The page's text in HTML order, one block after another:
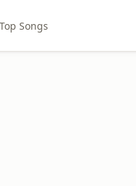
Top Songs